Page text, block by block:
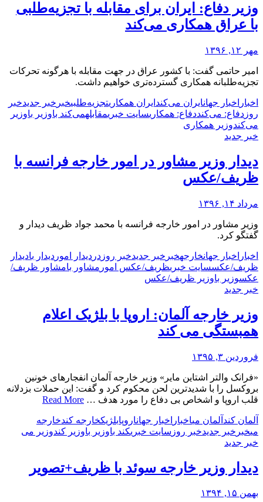
وزیر دفاع: ایران برای مقابله با تجزیه‌طلبی
با عراق همکاری می‌کند
مهر ۱۲, ۱۳۹۶
امیر حاتمی گفت: با کشور عراق در جهت مقابله با هرگونه تحرکات
تجزیه‌طلبانه همکاری گسترده‌تری خواهیم داشت.
اخبار اخبار جهانایران می‌کند ایران همکاریتجزیه‌طلبیخبر خبر جدیدخبر
روز دفاع: می‌کنددفاع: همکاریسایت خبریمقابلهمی‌کند باوزیر باوزیر
می‌کندوزیر همکاری
خبر جدید
دیدار وزیر مشاور در امور خارجه فرانسه با
ظریف/عکس
مرداد ۱۴, ۱۳۹۶
وزیر مشاور در امور خارجه فرانسه با محمد جواد ظریف دیدار و
گفتگو کرد.
اخبار اخبار جهانخارجهخبر خبر جدیدخبر روز در دیدار امور دیدار بادیدار
ظریف/عکسسایت خبریظریف/عکس امور مشاور بامشاور ظریف/
عکسوزیر باوزیر ظریف/عکس
خبر جدید
وزیر خارجه آلمان: اروپا با بلژیک اعلام
همبستگی می کند
فروردین ۳, ۱۳۹۵
«فرانک والتر اشتاین مایر» وزیر خارجه آلمان انفجارهای خونین
بروکسل را با شدیدترین لحن محکوم کرد و گفت: این ‏حملات بزدلانه
قلب اروپا و اشخاص بی دفاع را مورد هدف … Read More
آلمان کند آلمان میاخبار اخبار جهاناروپابلژیکخارجه کندخارجه
میخبر خبر جدیدخبر روز سایت خبریکند باوزیر باوزیر کندوزیر می
خبر جدید
دیدار وزیر خارجه سوئد با ظریف+تصویر
بهمن ۱۵, ۱۳۹۴